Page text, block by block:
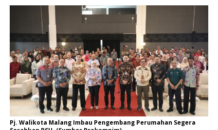
Pj. Walikota Malang Imbau Pengembang Perumahan Segera